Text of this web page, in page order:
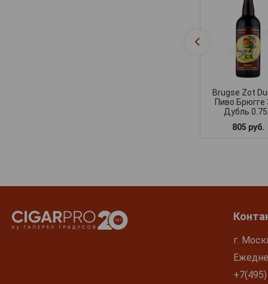
Brugse Zot
Пиво Брюгге
Дубль
805 руб.
г.